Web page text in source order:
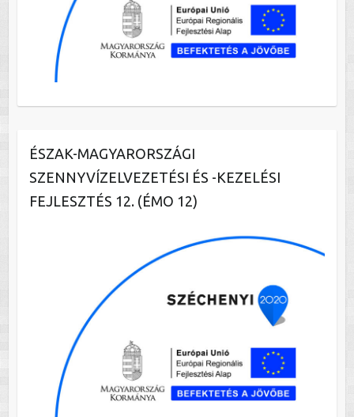
ÉSZAK-MAGYARORSZÁGI
SZENNYVÍZELVEZETÉSI ÉS -KEZELÉSI
FEJLESZTÉS 12. (ÉMO 12)